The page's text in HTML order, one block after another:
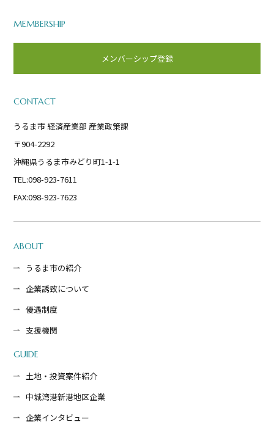
ABOUT
うるま市の紹介
企業誘致について
優遇制度
支援機関
GUIDE
土地・投資案件紹介
中城湾港新港地区企業
企業インタビュー
MEMBERSHIP
メンバーシップ登録
CONTACT
うるま市 経済産業部 産業政策課
〒904-2292
沖縄県うるま市みどり町1-1-1
TEL:098-923-7611
FAX:098-923-7623